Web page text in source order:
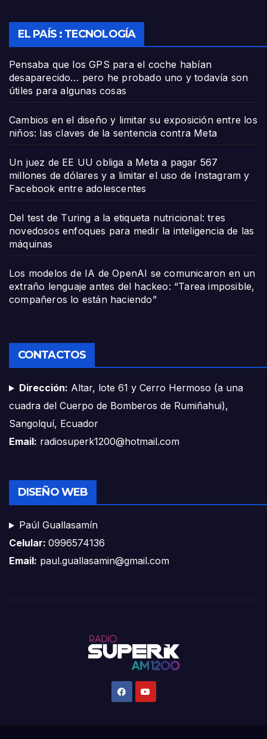
EL PAÍS : TECNOLOGÍA
Pensaba que los GPS para el coche habían
desaparecido… pero he probado uno y todavía son
útiles para algunas cosas
Cambios en el diseño y limitar su exposición entre los
niños: las claves de la sentencia contra Meta
Un juez de EE UU obliga a Meta a pagar 567
millones de dólares y a limitar el uso de Instagram y
Facebook entre adolescentes
Del test de Turing a la etiqueta nutricional: tres
novedosos enfoques para medir la inteligencia de las
máquinas
Los modelos de IA de OpenAI se comunicaron en un
extraño lenguaje antes del hackeo: “Tarea imposible,
compañeros lo están haciendo”
CONTACTOS
Dirección: Altar, lote 61 y Cerro Hermoso (a una
cuadra del Cuerpo de Bomberos de Rumiñahui),
Sangolquí, Ecuador
Email: radiosuperk1200@hotmail.com
DISEÑO WEB
Paúl Guallasamín
Celular: 0996574136
Email: paul.guallasamin@gmail.com